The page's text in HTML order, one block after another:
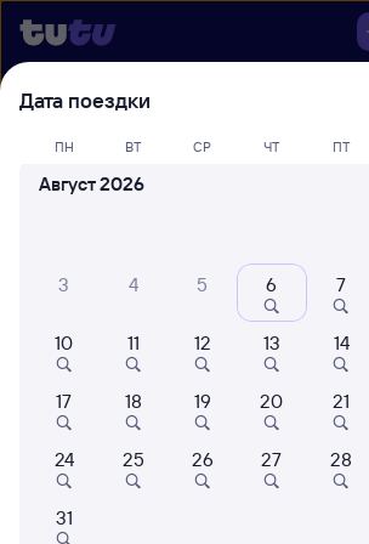
Выберите день, чтобы
билеты Уссурийск —
22 года работаем для вас
Куда
Когда
Кто едет
Найти поезда
Дата поездки
ПН ВТ СР ЧТ ПТ
Август 2026
3 4 5 6 7
10 11 12 13 14
17 18 19 20 21
24 25 26 27 28
31